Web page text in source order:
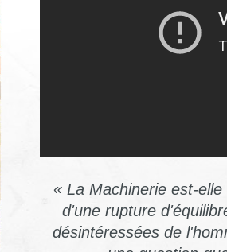
« La Machinerie est-
d'une rupture
désintéressées de